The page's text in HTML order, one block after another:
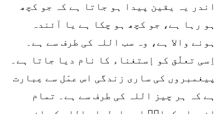
اندر یہ یقین پیدا ہو جاتا ہے کہ جو کچھ
ہو رہا ہے، جو کچھ ہو چکا ہے یا آئندہ
ہونے والا ہے، وہ سب اللہ کی طرف سے ہے۔
اِسی تعلّق کو إستغناء کا نام دیا جاتا ہے۔
پیغمبروں کی ساری زندگی اس عمَل سے عِبارت
ہے کہ ہر چیز اللہ کی طرف سے ہے۔ تمام